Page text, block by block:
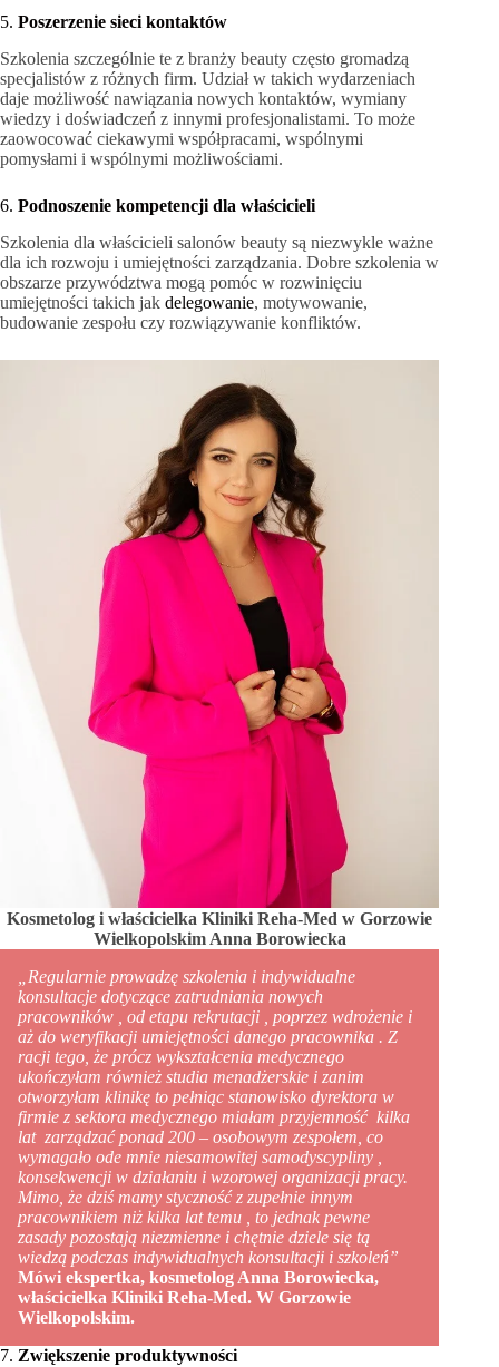
5. Poszerzenie sieci kontaktów
Szkolenia szczególnie te z branży beauty często gromadzą
specjalistów z różnych firm. Udział w takich wydarzeniach
daje możliwość nawiązania nowych kontaktów, wymiany
wiedzy i doświadczeń z innymi profesjonalistami. To może
zaowocować ciekawymi współpracami, wspólnymi
pomysłami i wspólnymi możliwościami.
6. Podnoszenie kompetencji dla właścicieli
Szkolenia dla właścicieli salonów beauty są niezwykle ważne
dla ich rozwoju i umiejętności zarządzania. Dobre szkolenia w
obszarze przywództwa mogą pomóc w rozwinięciu
umiejętności takich jak delegowanie, motywowanie,
budowanie zespołu czy rozwiązywanie konfliktów.
Kosmetolog i właścicielka Kliniki Reha-Med w Gorzowie
Wielkopolskim Anna Borowiecka
„Regularnie prowadzę szkolenia i indywidualne
konsultacje dotyczące zatrudniania nowych
pracowników , od etapu rekrutacji , poprzez wdrożenie i
aż do weryfikacji umiejętności danego pracownika . Z
racji tego, że prócz wykształcenia medycznego
ukończyłam również studia menadżerskie i zanim
otworzyłam klinikę to pełniąc stanowisko dyrektora w
firmie z sektora medycznego miałam przyjemność kilka
lat zarządzać ponad 200 – osobowym zespołem, co
wymagało ode mnie niesamowitej samodyscypliny ,
konsekwencji w działaniu i wzorowej organizacji pracy.
Mimo, że dziś mamy styczność z zupełnie innym
pracownikiem niż kilka lat temu , to jednak pewne
zasady pozostają niezmienne i chętnie dziele się tą
wiedzą podczas indywidualnych konsultacji i szkoleń”
Mówi ekspertka, kosmetolog Anna Borowiecka,
właścicielka Kliniki Reha-Med. W Gorzowie
Wielkopolskim.
7. Zwiększenie produktywności